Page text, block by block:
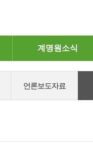
계명원소식
언론보도자료